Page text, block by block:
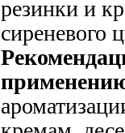
резинки и
сиреневого